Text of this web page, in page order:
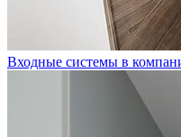
Входные системы в